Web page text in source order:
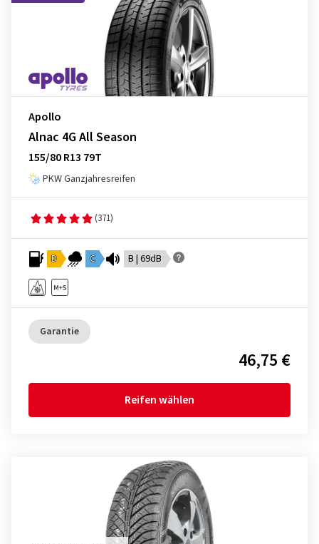
Apollo
Alnac 4G All Season
155/80 R13 79T
PKW Ganzjahresreifen
(371)
D C B | 69dB
Garantie
46,75 €
Reifen wählen